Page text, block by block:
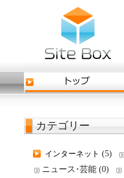
カテゴリー
インターネット (5)
ニュース･芸能 (0)